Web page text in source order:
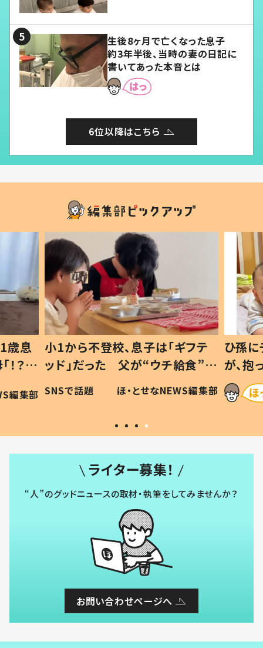
生後8ヶ月で亡くなった息子
約3年半後、当時の妻の日記に
書いてあった本音とは
6位以降はこちら
歳息
？」
編集部
小1から不登校、息子は「ギフテ
ッド」だった 父が“ウチ給食”を
作り続ける理由とは #令和の親
#令和の子
SNSで話題 ほ・とせなNEWS編集部
ひ孫
が、
「涙が
い」
ライター募集！
“人”のグッドニュースの取材・執筆をしてみませんか？
お問い合わせページへ